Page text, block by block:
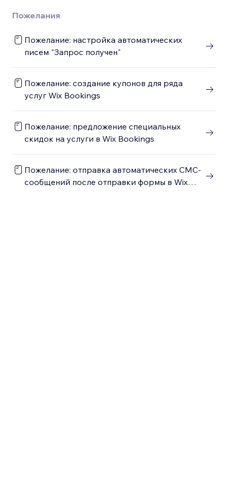
Пожелания
Пожелание: настройка автоматических
писем "Запрос получен"
Пожелание: создание купонов для ряда
услуг Wix Bookings
Пожелание: предложение специальных
скидок на услуги в Wix Bookings
Пожелание: отправка автоматических СМС-
сообщений после отправки формы в Wix